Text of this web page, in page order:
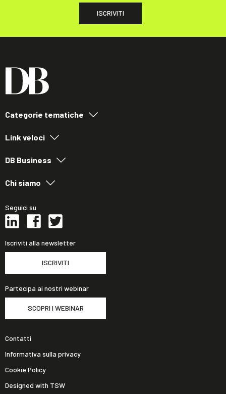
ISCRIVITI
Categorie tematiche
Link veloci
DB Business
Chi siamo
Seguici su
Iscriviti alla newsletter
ISCRIVITI
Partecipa ai nostri webinar
SCOPRI I WEBINAR
Contatti
Informativa sulla privacy
Cookie Policy
Designed with TSW